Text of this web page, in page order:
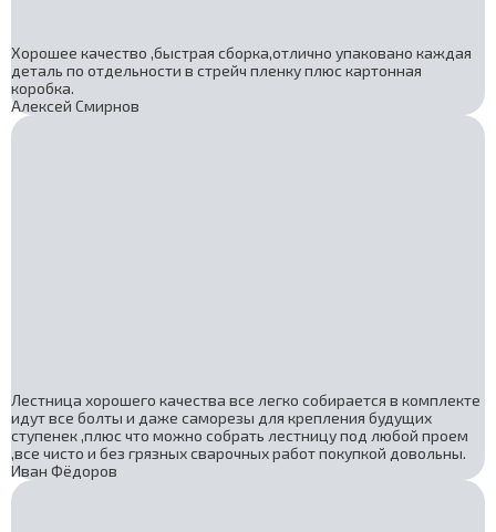
Хорошее качество ,быстрая сборка,отлично упаковано каждая
деталь по отдельности в стрейч пленку плюс картонная
коробка.
Алексей Смирнов
Лестница хорошего качества все легко собирается в комплекте
идут все болты и даже саморезы для крепления будущих
ступенек ,плюс что можно собрать лестницу под любой проем
,все чисто и без грязных сварочных работ покупкой довольны.
Иван Фёдоров